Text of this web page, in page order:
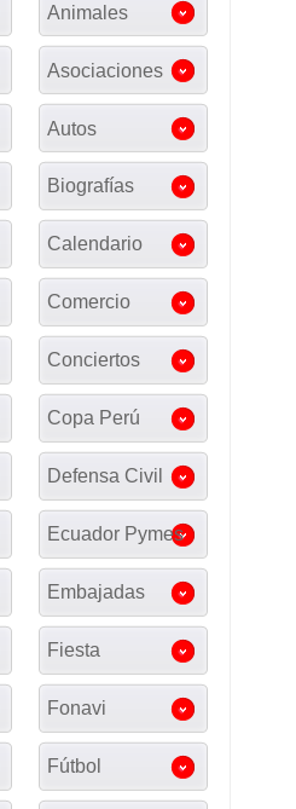
Animales
Asociaciones
Autos
Biografías
Calendario
Comercio
Conciertos
Copa Perú
Defensa Civil
Ecuador Pymes
Embajadas
Fiesta
Fonavi
Fútbol